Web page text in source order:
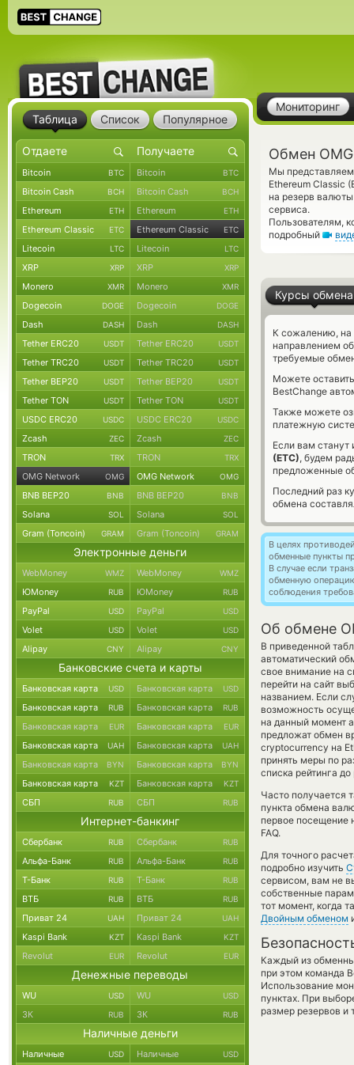
Мониторинг
Обмен
Мы представляем
Ethereum Classic
на резерв
сервиса.
Пользователям,
подробный
Курсы обмена
К сожалению, на
направлением
требуемые
Можете
BestChange
Также можете
платежную
Если вам
(ETC), будем
предложенные
Последний раз
обмена
В целях
обменные пункты
В случае если
обменную
соблюдения
Об обмене
В приведенной
автоматический
свое внимание на
перейти на сайт
названием. Если
возможность
на данный момент
предложат обмен
cryptocurrency на
принять меры по
списка рейтинга
Часто получается
пункта обмена
первое посещение
FAQ.
Для точного
подробно изучить
сервисом, вам не
собственные
тот момент, когда
Двойным обменом
Каждый из
при этом команда
Использование
пунктах. При
размер резервов и
Таблица Список Популярное
Bitcoin BTC Bitcoin BTC
Bitcoin Cash BCH Bitcoin Cash BCH
Ethereum ETH Ethereum ETH
Ethereum Classic ETC Ethereum Classic ETC
Litecoin LTC Litecoin LTC
XRP XRP XRP XRP
Monero XMR Monero XMR
Dogecoin DOGE Dogecoin DOGE
Dash DASH Dash DASH
Tether ERC20 USDT Tether ERC20 USDT
Tether TRC20 USDT Tether TRC20 USDT
Tether BEP20 USDT Tether BEP20 USDT
Tether TON USDT Tether TON USDT
USDC ERC20 USDC USDC ERC20 USDC
Zcash ZEC Zcash ZEC
TRON TRX TRON TRX
OMG Network OMG OMG Network OMG
BNB BEP20 BNB BNB BEP20 BNB
Solana SOL Solana SOL
Gram (Toncoin) GRAM Gram (Toncoin) GRAM
Электронные деньги
WebMoney WMZ WebMoney WMZ
ЮMoney RUB ЮMoney RUB
PayPal USD PayPal USD
Volet USD Volet USD
Alipay CNY Alipay CNY
Банковские счета и карты
Банковская карта USD Банковская карта USD
Банковская карта RUB Банковская карта RUB
Банковская карта EUR Банковская карта EUR
Банковская карта UAH Банковская карта UAH
Банковская карта BYN Банковская карта BYN
Банковская карта KZT Банковская карта KZT
СБП RUB СБП RUB
Интернет-банкинг
Сбербанк RUB Сбербанк RUB
Альфа-Банк RUB Альфа-Банк RUB
Т-Банк RUB Т-Банк RUB
ВТБ RUB ВТБ RUB
Приват 24 UAH Приват 24 UAH
Kaspi Bank KZT Kaspi Bank KZT
Revolut EUR Revolut EUR
Денежные переводы
WU USD WU USD
ЗК RUB ЗК RUB
Наличные деньги
Наличные USD Наличные USD